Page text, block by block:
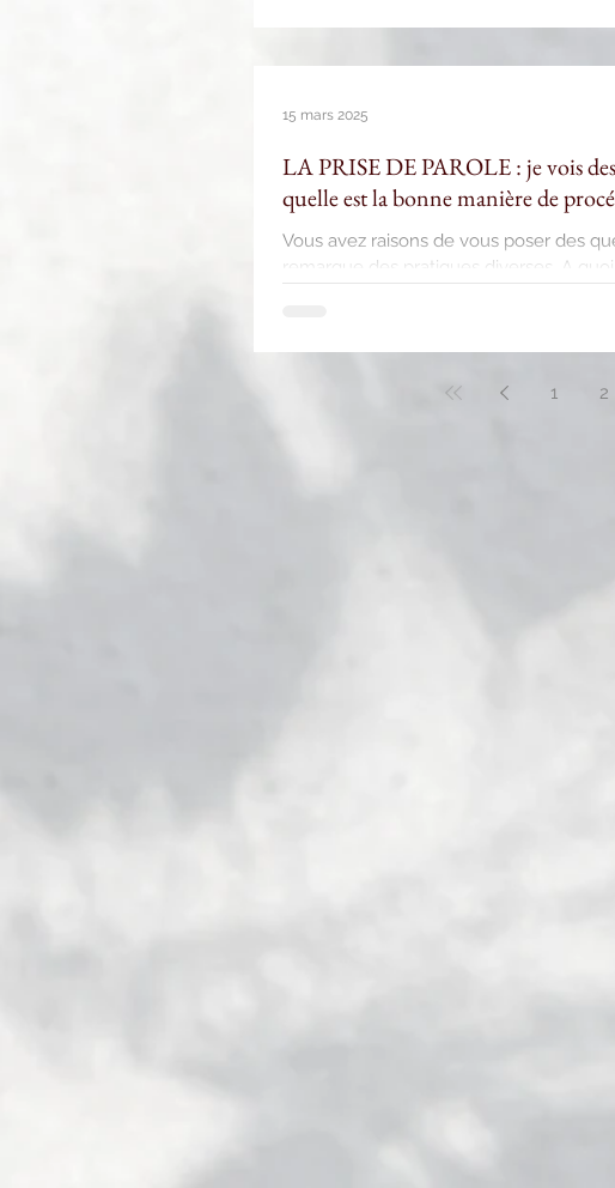
prendre ces nouveaux hauts grades
LA PRISE DE PAROLE : je vois
quelle est la bonne manière de
Vous avez raisons de vous poser des
remarque des pratiques diverses. A quoi
15 mars 2025
1 2